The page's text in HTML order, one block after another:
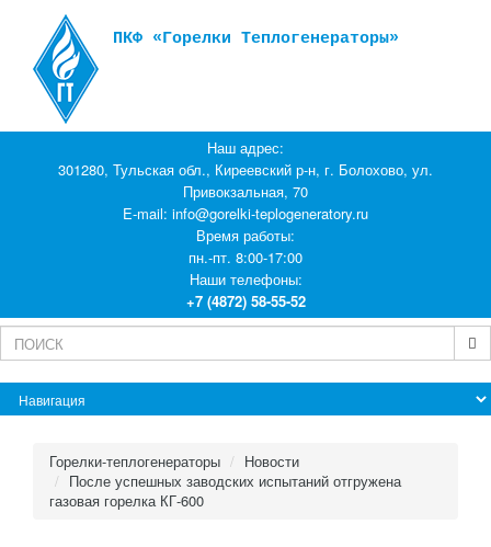
ПКФ «Горелки Теплогенераторы»
Наш адрес:
301280, Тульская обл., Киреевский р-н, г. Болохово, ул.
Привокзальная, 70
E-mail: info@gorelki-teplogeneratory.ru
Время работы:
пн.-пт. 8:00-17:00
Наши телефоны:
+7 (4872) 58-55-52
Горелки-теплогенераторы
Новости
После успешных заводских испытаний отгружена
газовая горелка КГ-600